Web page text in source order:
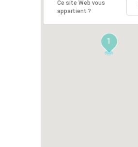
1
Ce site Web vous
appartient ?